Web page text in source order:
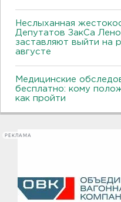
Неслыханная
Депутатов ЗакСа
заставляют выйти на
августе
Медицинские
бесплатно: кому
как пройти
РЕКЛАМА